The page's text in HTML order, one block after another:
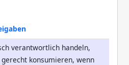
verantwortlich handeln,
konsumieren, wenn